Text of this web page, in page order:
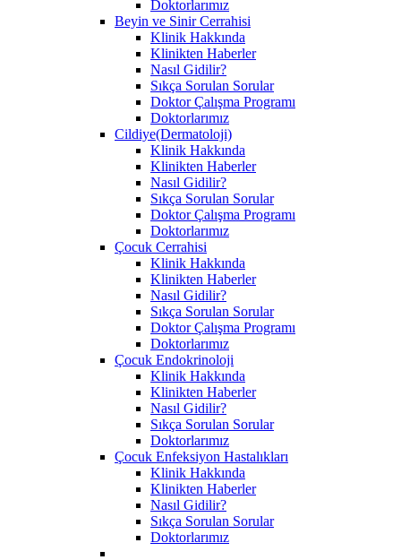
Doktorlarımız
Beyin ve Sinir Cerrahisi
Klinik Hakkında
Klinikten Haberler
Nasıl Gidilir?
Sıkça Sorulan Sorular
Doktor Çalışma Programı
Doktorlarımız
Cildiye(Dermatoloji)
Klinik Hakkında
Klinikten Haberler
Nasıl Gidilir?
Sıkça Sorulan Sorular
Doktor Çalışma Programı
Doktorlarımız
Çocuk Cerrahisi
Klinik Hakkında
Klinikten Haberler
Nasıl Gidilir?
Sıkça Sorulan Sorular
Doktor Çalışma Programı
Doktorlarımız
Çocuk Endokrinoloji
Klinik Hakkında
Klinikten Haberler
Nasıl Gidilir?
Sıkça Sorulan Sorular
Doktorlarımız
Çocuk Enfeksiyon Hastalıkları
Klinik Hakkında
Klinikten Haberler
Nasıl Gidilir?
Sıkça Sorulan Sorular
Doktorlarımız